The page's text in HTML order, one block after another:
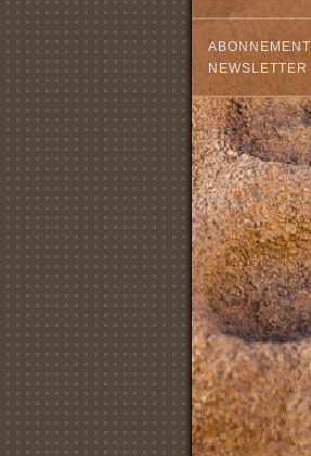
ABONNEMENT
NEWSLETTER